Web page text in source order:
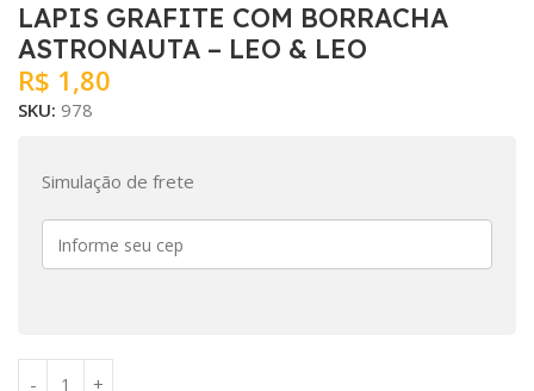
LAPIS GRAFITE COM BORRACHA
ASTRONAUTA – LEO & LEO
R$ 1,80
SKU: 978
Simulação de frete